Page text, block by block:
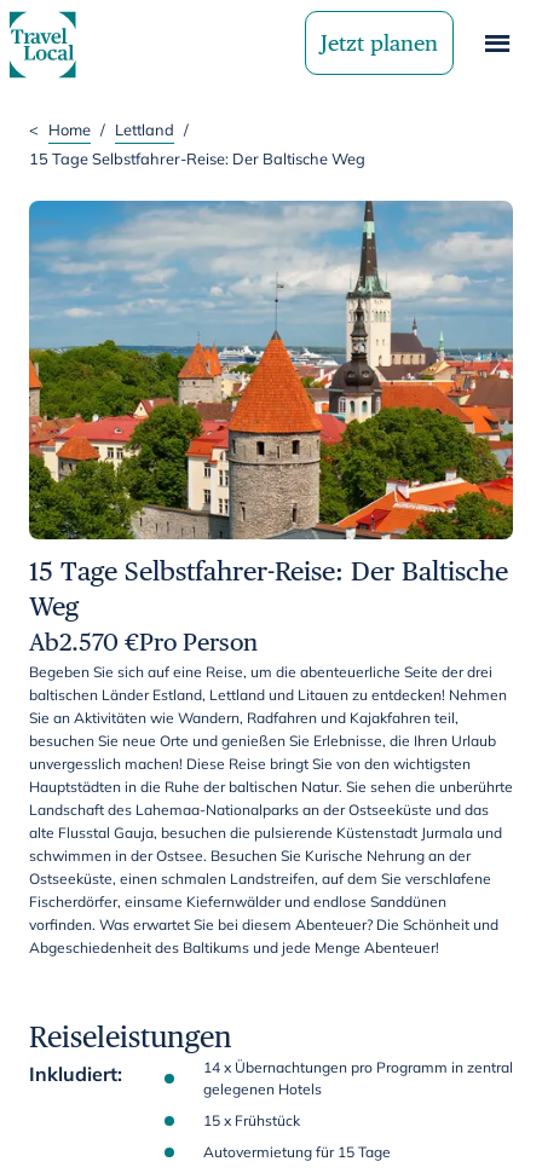
Jetzt planen
< Home / Lettland /
15 Tage Selbstfahrer-Reise: Der Baltische Weg
15 Tage Selbstfahrer-Reise: Der Baltische
Weg
Ab2.570 €Pro Person
Begeben Sie sich auf eine Reise, um die abenteuerliche Seite der drei
baltischen Länder Estland, Lettland und Litauen zu entdecken! Nehmen
Sie an Aktivitäten wie Wandern, Radfahren und Kajakfahren teil,
besuchen Sie neue Orte und genießen Sie Erlebnisse, die Ihren Urlaub
unvergesslich machen! Diese Reise bringt Sie von den wichtigsten
Hauptstädten in die Ruhe der baltischen Natur. Sie sehen die unberührte
Landschaft des Lahemaa-Nationalparks an der Ostseeküste und das
alte Flusstal Gauja, besuchen die pulsierende Küstenstadt Jurmala und
schwimmen in der Ostsee. Besuchen Sie Kurische Nehrung an der
Ostseeküste, einen schmalen Landstreifen, auf dem Sie verschlafene
Fischerdörfer, einsame Kiefernwälder und endlose Sanddünen
vorfinden. Was erwartet Sie bei diesem Abenteuer? Die Schönheit und
Abgeschiedenheit des Baltikums und jede Menge Abenteuer!
Reiseleistungen
Inkludiert:
14 x Übernachtungen pro Programm in zentral
gelegenen Hotels
15 x Frühstück
Autovermietung für 15 Tage